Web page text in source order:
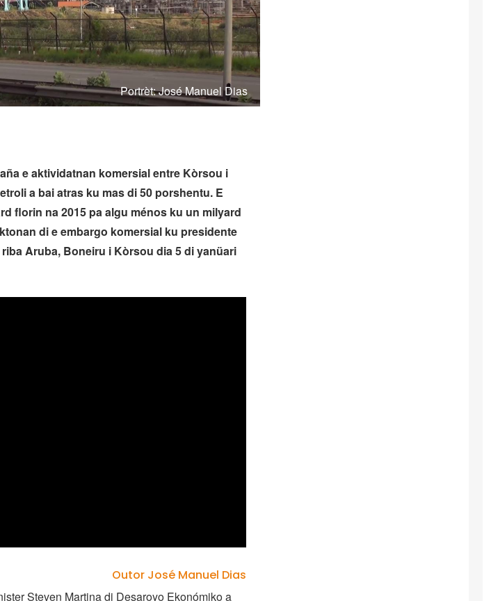
Portrèt: José Manuel Dias
e aktividatnan komersial entre Kòrsou i
a bai atras ku mas di 50 porshentu. E
florin na 2015 pa algu ménos ku un milyard
di e embargo komersial ku presidente
Aruba, Boneiru i Kòrsou dia 5 di yanüari
Outor José Manuel Dias
Steven Martina di Desaroyo Ekonómiko a